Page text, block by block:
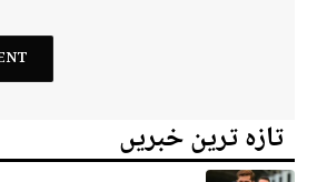
تازہ ترین خبریں